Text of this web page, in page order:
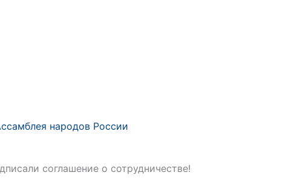
народов России
соглашение о сотрудничестве!